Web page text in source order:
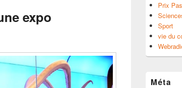
expo
Prix
Sport
vie du
Méta